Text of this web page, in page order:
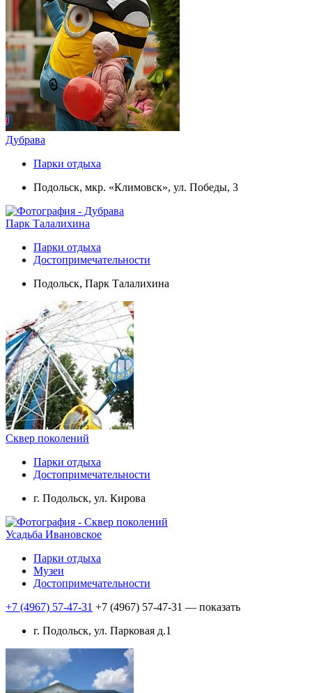
Дубрава
Парки отдыха
Подольск, мкр. «Климовск», ул. Победы, 3
Парк Талалихина
Парки отдыха
Достопримечательности
Подольск, Парк Талалихина
Сквер поколений
Парки отдыха
Достопримечательности
г. Подольск, ул. Кирова
Усадьба Ивановское
Парки отдыха
Музеи
Достопримечательности
+7 (4967) 57-47-31 +7 (4967) 57-47-31 — показать
г. Подольск, ул. Парковая д.1